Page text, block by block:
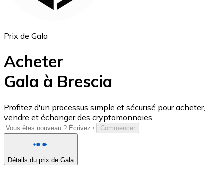
USD Coin
USDC
Prix de Gala
Acheter
Gala à Brescia
Profitez d'un processus simple et sécurisé pour acheter,
vendre et échanger des cryptomonnaies.
Commencer
Détails du prix de Gala